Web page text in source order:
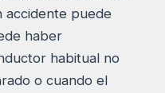
accidente puede
haber
habitual no
o cuando el